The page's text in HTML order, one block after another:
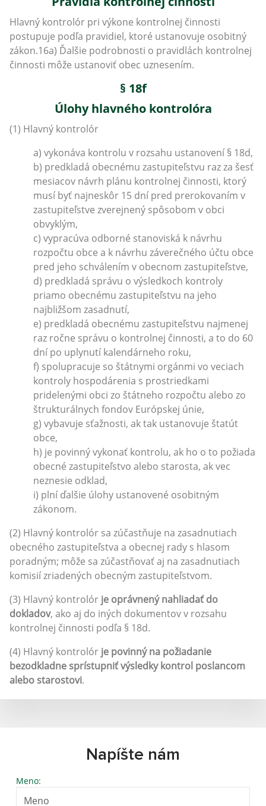
Hlavný kontrolór pri výkone kontrolnej činnosti
postupuje podľa pravidiel, ktoré ustanovuje osobitný
zákon.16a) Ďalšie podrobnosti o pravidlách kontrolnej
činnosti môže ustanoviť obec uznesením.
§ 18f
Úlohy hlavného kontrolóra
(1) Hlavný kontrolór
a) vykonáva kontrolu v rozsahu ustanovení § 18d,
b) predkladá obecnému zastupiteľstvu raz za šesť
mesiacov návrh plánu kontrolnej činnosti, ktorý
musí byť najneskôr 15 dní pred prerokovaním v
zastupiteľstve zverejnený spôsobom v obci
obvyklým,
c) vypracúva odborné stanoviská k návrhu
rozpočtu obce a k návrhu záverečného účtu obce
pred jeho schválením v obecnom zastupiteľstve,
d) predkladá správu o výsledkoch kontroly
priamo obecnému zastupiteľstvu na jeho
najbližšom zasadnutí,
e) predkladá obecnému zastupiteľstvu najmenej
raz ročne správu o kontrolnej činnosti, a to do 60
dní po uplynutí kalendárneho roku,
f) spolupracuje so štátnymi orgánmi vo veciach
kontroly hospodárenia s prostriedkami
pridelenými obci zo štátneho rozpočtu alebo zo
štrukturálnych fondov Európskej únie,
g) vybavuje sťažnosti, ak tak ustanovuje štatút
obce,
h) je povinný vykonať kontrolu, ak ho o to požiada
obecné zastupiteľstvo alebo starosta, ak vec
neznesie odklad,
i) plní ďalšie úlohy ustanovené osobitným
zákonom.
(2) Hlavný kontrolór sa zúčastňuje na zasadnutiach
obecného zastupiteľstva a obecnej rady s hlasom
poradným; môže sa zúčastňovať aj na zasadnutiach
komisií zriadených obecným zastupiteľstvom.
(3) Hlavný kontrolór je oprávnený nahliadať do
dokladov, ako aj do iných dokumentov v rozsahu
kontrolnej činnosti podľa § 18d.
(4) Hlavný kontrolór je povinný na požiadanie
bezodkladne sprístupniť výsledky kontrol poslancom
alebo starostovi.
Napíšte nám
Meno: